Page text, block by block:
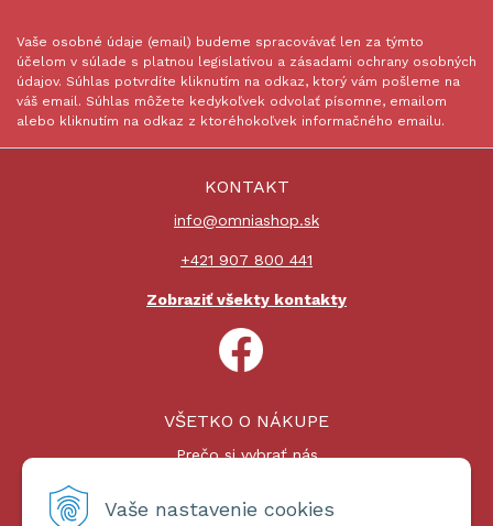
Vaše nastavenie cookies
Vaše osobné údaje (email) budeme spracovávať len za týmto
účelom v súlade s platnou legislatívou a zásadami ochrany osobných
údajov. Súhlas potvrdíte kliknutím na odkaz, ktorý vám pošleme na
váš email. Súhlas môžete kedykoľvek odvolať písomne, emailom
alebo kliknutím na odkaz z ktoréhokoľvek informačného emailu.
KONTAKT
info@omniashop.sk
+421 907 800 441
Zobraziť všekty kontakty
VŠETKO O NÁKUPE
Prečo si vybrať nás
Platby a doprava